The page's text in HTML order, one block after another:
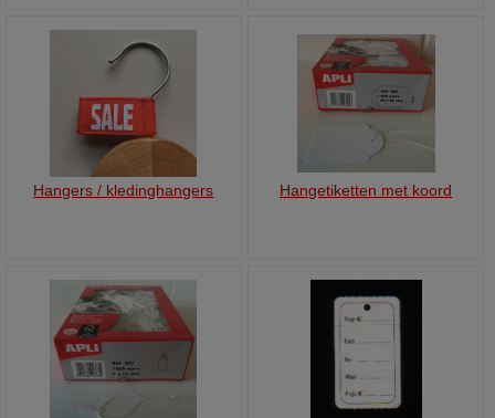
Hangers / kledinghangers Hangetiketten met koord